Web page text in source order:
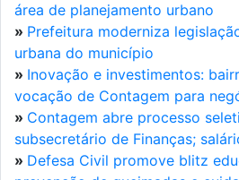
área de planejamento urbano
» Prefeitura moderniza
urbana do município
» Inovação e investimentos:
vocação de Contagem para
» Contagem abre processo
subsecretário de Finanças;
» Defesa Civil promove blitz